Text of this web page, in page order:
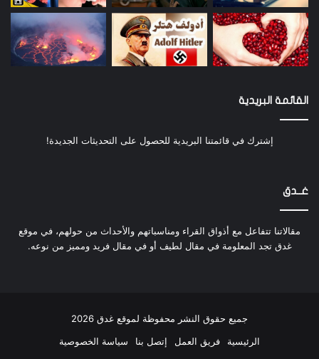
القائمة البريدية
إشترك في قائمتنا البريدية للحصول على التحديثات الجديدة!
غــدق
مقالاتنا تتفاعل مع أذواق القراء ومناسباتهم والأحداث من حولهم، في موقع
غدق تجد المعلومة في مقال لطيف أو في مقال فريد ومميز من نوعه.
جميع حقوق النشر محفوظة لموقع غدق 2026
الرئيسية
فريق العمل إتصل بنا سياسة الخصوصية